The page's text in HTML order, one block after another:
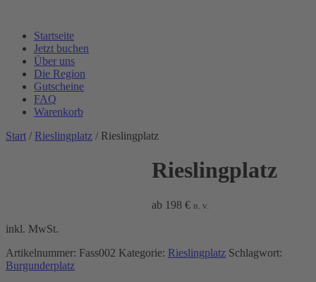
Startseite
Jetzt buchen
Über uns
Die Region
Gutscheine
FAQ
Warenkorb
Start / Rieslingplatz / Rieslingplatz
Rieslingplatz
ab 198€ n. v.
inkl. MwSt.
Artikelnummer: Fass002 Kategorie: Rieslingplatz Schlagwort:
Burgunderplatz